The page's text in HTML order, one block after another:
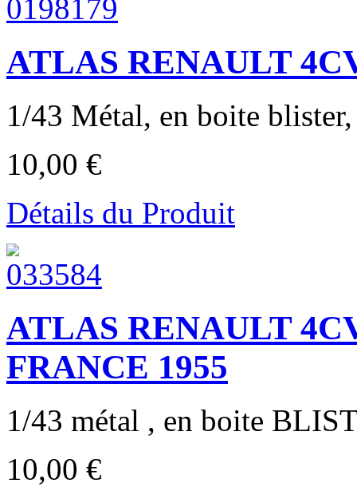
ATLAS RENAULT
1/43 Métal, en boite
10,00 €
Détails du Produit
ATLAS RENAULT
FRANCE 1955
1/43 métal , en boite
10,00 €